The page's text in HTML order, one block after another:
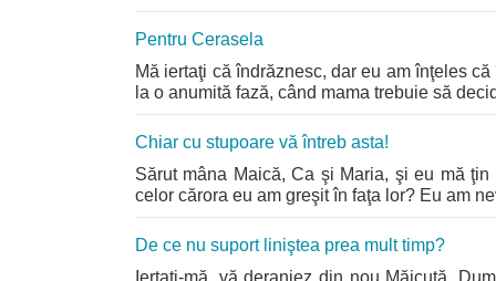
Pentru Cerasela
Mă iertaţi că îndrăznesc, dar eu am înţeles
la o anumită fază, când mama trebuie să
Chiar cu stupoare vă întreb asta!
Sărut mâna Maică, Ca şi Maria, şi eu mă
celor cărora eu am greşit în faţa lor? Eu am
De ce nu suport liniştea prea mult timp?
Iertaţi-mă, vă deranjez din nou Măicuţă.